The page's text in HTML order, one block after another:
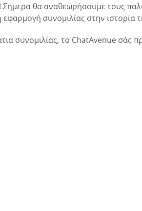
θα αναθεωρήσουμε τους
συνομιλίας στην ιστορία
συνομιλίας, το ChatAvenue σάς